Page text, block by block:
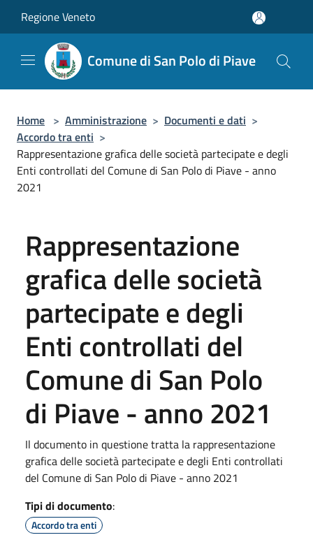
Regione Veneto
Comune di San Polo di Piave
Home > Amministrazione > Documenti e dati >
Accordo tra enti >
Rappresentazione grafica delle società partecipate e degli
Enti controllati del Comune di San Polo di Piave - anno
2021
Rappresentazione
grafica delle società
partecipate e degli
Enti controllati del
Comune di San Polo
di Piave - anno 2021
Il documento in questione tratta la rappresentazione
grafica delle società partecipate e degli Enti controllati
del Comune di San Polo di Piave - anno 2021
Tipi di documento:
Accordo tra enti